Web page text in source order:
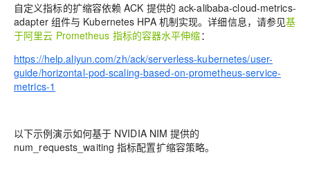
自定义指标的扩缩容依赖 ACK 提供的 ack-alibaba-cloud-metrics-
adapter 组件与 Kubernetes HPA 机制实现。详细信息，请参见基
于阿里云 Prometheus 指标的容器水平伸缩：
https://help.aliyun.com/zh/ack/serverless-kubernetes/user-
guide/horizontal-pod-scaling-based-on-prometheus-service-
metrics-1
以下示例演示如何基于 NVIDIA NIM 提供的
num_requests_waiting 指标配置扩缩容策略。